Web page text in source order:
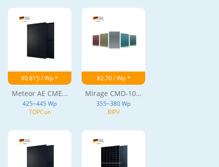
¥0.815 / Wp *
Meteor AE CME...
425~445 Wp
TOPCon
¥2.70 / Wp *
Mirage CMD-10...
355~380 Wp
BIPV